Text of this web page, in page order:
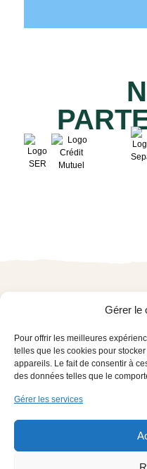
Gérer le
Pour offrir les meilleures
telles que les cookies pour
appareils. Le fait de consentir à
des données telles que le
Gérer les services
2, rue Guiglia — 06000 NICE